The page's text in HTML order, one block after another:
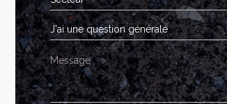
J'ai une question générale